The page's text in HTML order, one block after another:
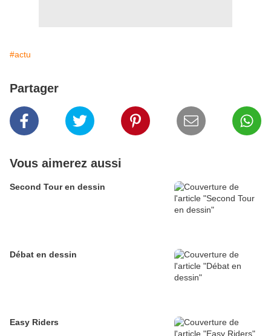
#actu
Partager
Vous aimerez aussi
Second Tour en dessin
Débat en dessin
Easy Riders